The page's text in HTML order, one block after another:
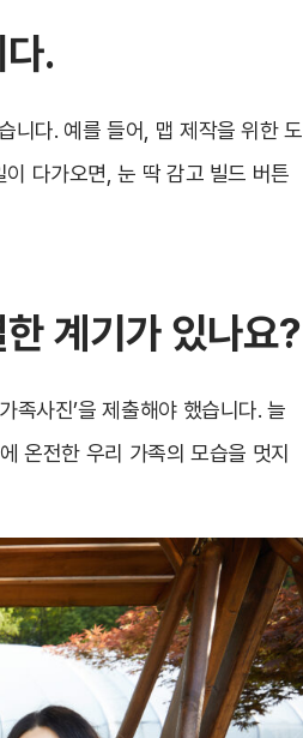
.
니다. 예를 들어, 맵 제작을 위한 도
다가오면, 눈 딱 감고 빌드 버튼
계기가 있나요?
족사진’을 제출해야 했습니다. 늘
온전한 우리 가족의 모습을 멋지